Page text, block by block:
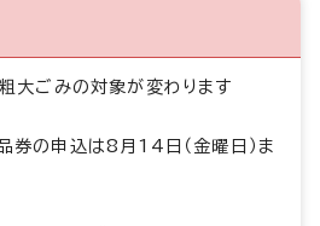
大ごみの対象が変わります
券の申込は8月14日（金曜日）ま